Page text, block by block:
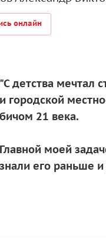
онлайн
"С детства мечтал
и городской
бичом 21 века.
Главной моей
знали его раньше